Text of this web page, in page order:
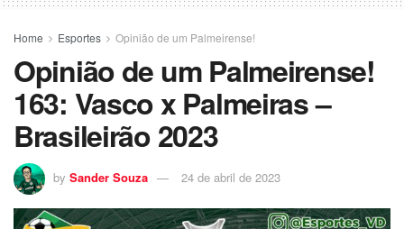
Home Esportes Opinião de um Palmeirense!
Opinião de um Palmeirense!
163: Vasco x Palmeiras –
Brasileirão 2023
by Sander Souza 24 de abril de 2023